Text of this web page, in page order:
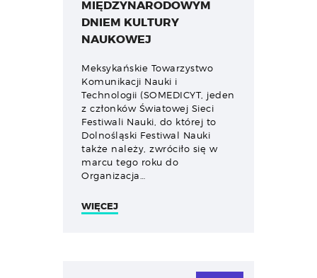
MIĘDZYNARODOWYM
DNIEM KULTURY
NAUKOWEJ
Meksykańskie Towarzystwo
Komunikacji Nauki i
Technologii (SOMEDICYT, jeden
z członków Światowej Sieci
Festiwali Nauki, do której to
Dolnośląski Festiwal Nauki
także należy, zwróciło się w
marcu tego roku do
Organizacja…
WIĘCEJ